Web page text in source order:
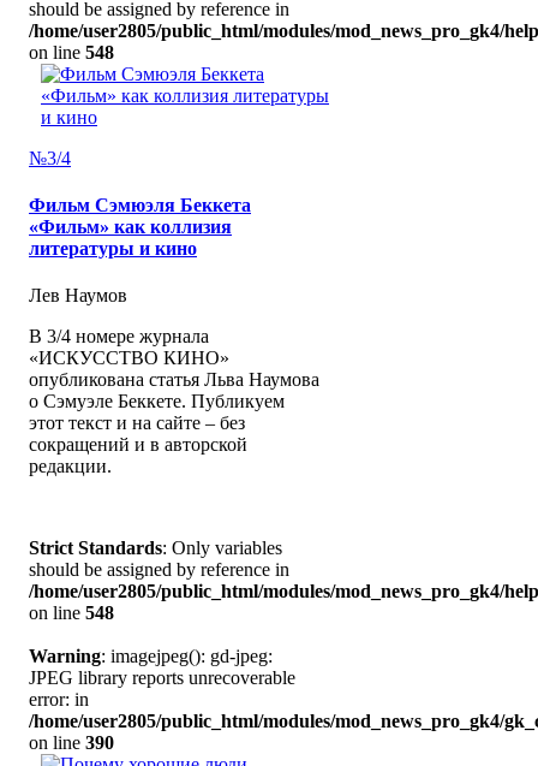
should be assigned by reference in
/home/user2805/public_html/modules/mod_news_pro_gk4/
on line 548
№3/4
Фильм Сэмюэля Беккета
«Фильм» как коллизия
литературы и кино
Лев Наумов
В 3/4 номере журнала
«ИСКУССТВО КИНО»
опубликована статья Льва Наумова
о Сэмуэле Беккете. Публикуем
этот текст и на сайте – без
сокращений и в авторской
редакции.
Strict Standards: Only variables
should be assigned by reference in
/home/user2805/public_html/modules/mod_news_pro_gk4/
on line 548
Warning: imagejpeg(): gd-jpeg:
JPEG library reports unrecoverable
error: in
/home/user2805/public_html/modules/mod_news_pro_gk4/
on line 390